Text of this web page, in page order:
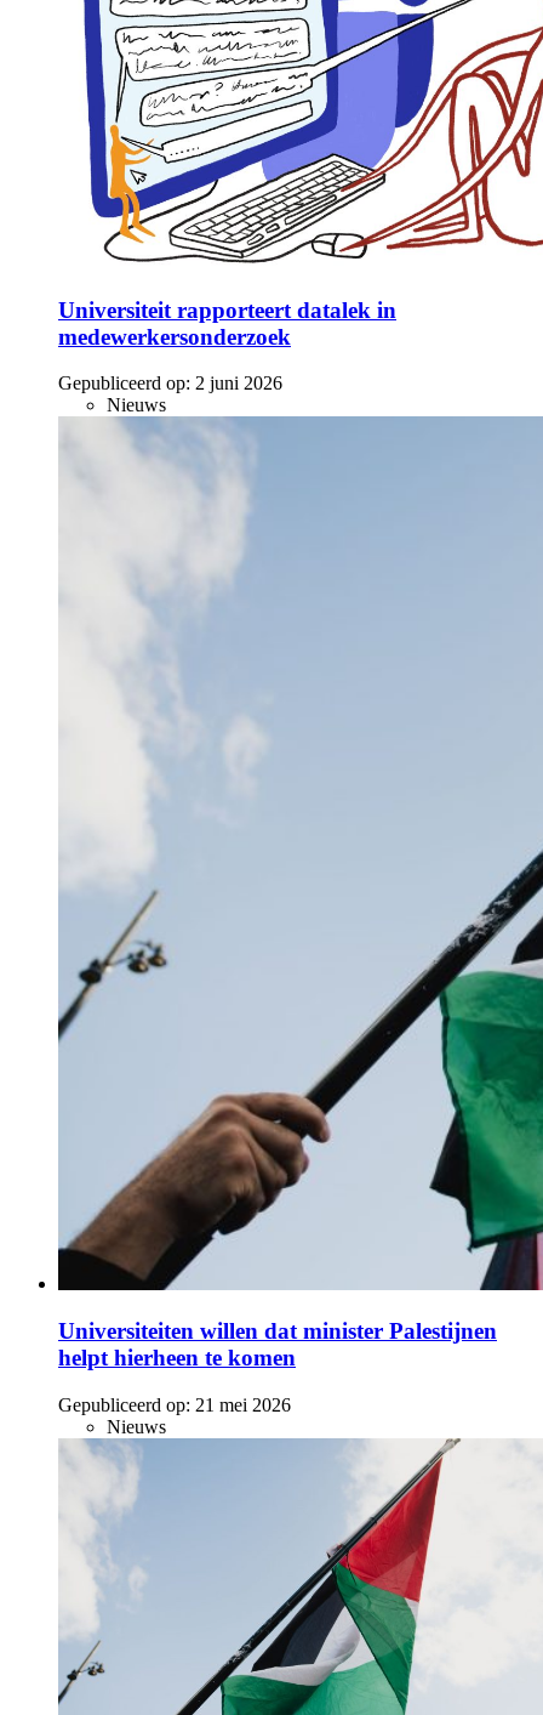
Universiteit rapporteert datalek in
medewerkersonderzoek
Gepubliceerd op: 2 juni 2026
Nieuws
Universiteiten willen dat minister Palestijnen
helpt hierheen te komen
Gepubliceerd op: 21 mei 2026
Nieuws